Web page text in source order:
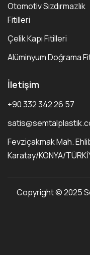
Otomotiv Sızdırmazlık
Fitilleri
Çelik Kapı Fitilleri
Alüminyum Doğrama
İletişim
+90 332 342 26 57
Fevziçakmak Mah.
Karatay/KONYA/
Copyright © 2025